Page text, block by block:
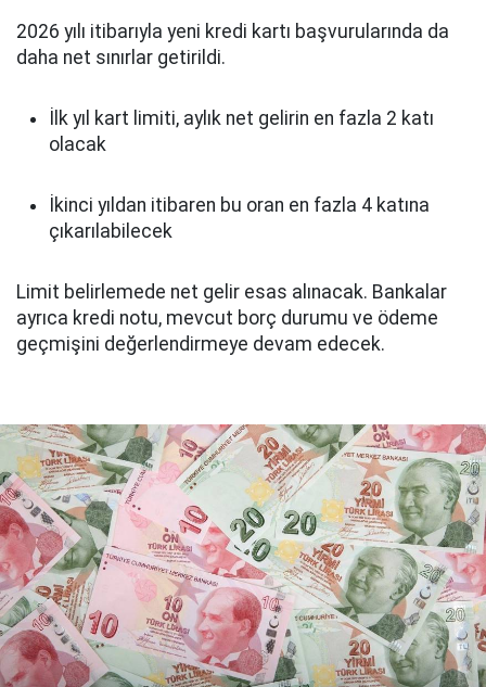
2026 yılı itibarıyla yeni kredi kartı başvurularında da
daha net sınırlar getirildi.
İlk yıl kart limiti, aylık net gelirin en fazla 2 katı
olacak
İkinci yıldan itibaren bu oran en fazla 4 katına
çıkarılabilecek
Limit belirlemede net gelir esas alınacak. Bankalar
ayrıca kredi notu, mevcut borç durumu ve ödeme
geçmişini değerlendirmeye devam edecek.